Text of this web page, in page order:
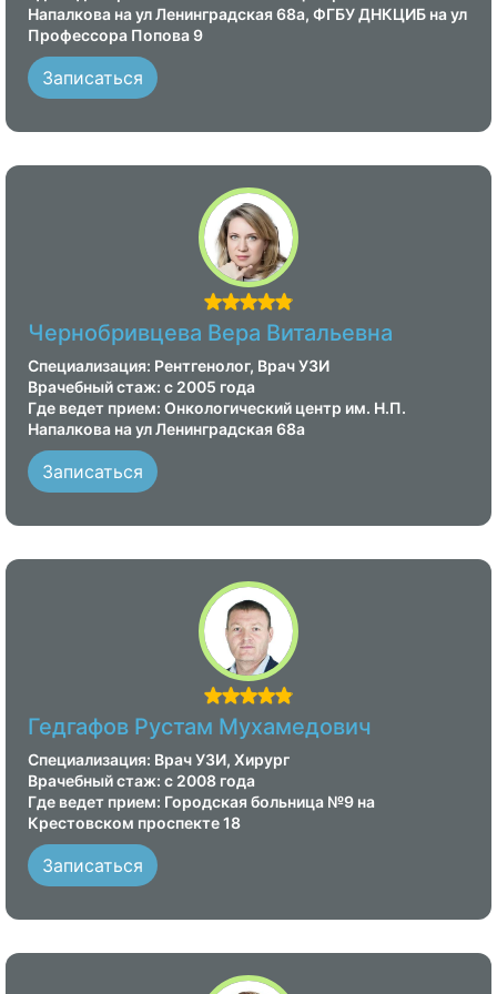
Напалкова на ул Ленинградская 68а, ФГБУ ДНКЦИБ на ул
Профессора Попова 9
Записаться
Чернобривцева Вера Витальевна
Специализация: Рентгенолог, Врач УЗИ
Врачебный стаж: с 2005 года
Где ведет прием: Онкологический центр им. Н.П.
Напалкова на ул Ленинградская 68а
Записаться
Гедгафов Рустам Мухамедович
Специализация: Врач УЗИ, Хирург
Врачебный стаж: с 2008 года
Где ведет прием: Городская больница №9 на
Крестовском проспекте 18
Записаться